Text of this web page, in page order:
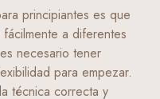
principiantes es que
a diferentes
necesario tener
para empezar.
técnica correcta y